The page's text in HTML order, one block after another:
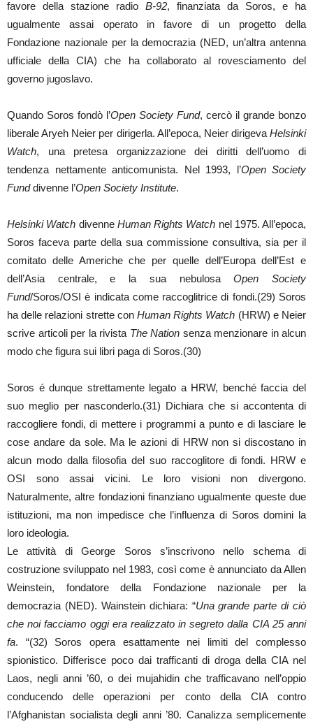
favore della stazione radio B-92, finanziata da Soros, e ha
ugualmente assai operato in favore di un progetto della
Fondazione nazionale per la democrazia (NED, un’altra antenna
ufficiale della CIA) che ha collaborato al rovesciamento del
governo jugoslavo.
Quando Soros fondò l’Open Society Fund, cercò il grande bonzo
liberale Aryeh Neier per dirigerla. All’epoca, Neier dirigeva Helsinki
Watch, una pretesa organizzazione dei diritti dell’uomo di
tendenza nettamente anticomunista. Nel 1993, l’Open Society
Funddivenne l’Open Society Institute.
Helsinki Watch divenne Human Rights Watch nel 1975. All’epoca,
Soros faceva parte della sua commissione consultiva, sia per il
comitato delle Americhe che per quelle dell’Europa dell’Est e
dell’Asia centrale, e la sua nebulosaOpen Society
Fund/Soros/OSI è indicata come raccoglitrice di fondi.(29) Soros
ha delle relazioni strette con Human Rights Watch (HRW) e Neier
scrive articoli per la rivista The Nation senza menzionare in alcun
modo che figura sui libri paga di Soros.(30)
Soros é dunque strettamente legato a HRW, benché faccia del
suo meglio per nasconderlo.(31) Dichiara che si accontenta di
raccogliere fondi, di mettere i programmi a punto e di lasciare le
cose andare da sole. Ma le azioni di HRW non si discostano in
alcun modo dalla filosofia del suo raccoglitore di fondi. HRW e
OSI sono assai vicini. Le loro visioni non divergono.
Naturalmente, altre fondazioni finanziano ugualmente queste due
istituzioni, ma non impedisce che l’influenza di Soros domini la
loro ideologia.
Le attività di George Soros s’inscrivono nello schema di
costruzione sviluppato nel 1983, così come è annunciato da Allen
Weinstein, fondatore della Fondazione nazionale per la
democrazia (NED). Wainstein dichiara: “Una grande parte di ciò
che noi facciamo oggi era realizzato in segreto dalla CIA 25 anni
fa. “(32) Soros opera esattamente nei limiti del complesso
spionistico. Differisce poco dai trafficanti di droga della CIA nel
Laos, negli anni ’60, o dei mujahidin che trafficavano nell’oppio
conducendo delle operazioni per conto della CIA contro
l’Afghanistan socialista degli anni ’80. Canalizza semplicemente